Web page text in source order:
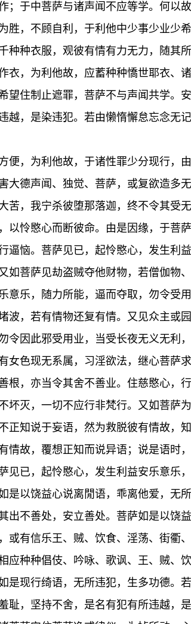
；于中菩萨与诸声闻不应等学。何以
胜，不顾自利，于利他中少事少业少
种种衣服，观彼有情有力无力，随其
衣，为利他故，应蓄种种憍世耶衣、
望住制止遮罪，菩萨不与声闻共学。
越，是染违犯。若由懒惰懈怠忘念无
便，为利他故，于诸性罪少分现行，
大德声闻、独觉、菩萨，或复欲造多
苦，我宁杀彼堕那落迦，终不令其受
以怜愍心而断彼命。由是因缘，于菩
逼恼。菩萨见已，起怜愍心，发生利
如菩萨见劫盗贼夺他财物，若僧伽物
意乐，随力所能，逼而夺取，勿令受
波，若有情物还复有情。又见众主或
令因此邪受用业，当受长夜无义无利
女色现无系属，习淫欲法，继心菩萨
根，亦当令其舍不善业。住慈愍心，
坏灭，一切不应行非梵行。又如菩萨
正知说于妄语，然为救脱彼有情故，
情故，覆想正知而说异语；说是语时
见已，起怜愍心，发生利益安乐意乐
是以饶益心说离閒语，乖离他爱，无
出不善处，安立善处。菩萨如是以饶
或有信乐王、贼、饮食、淫荡、街衢
应种种倡伎、吟咏、歌讽、王、贼、
是现行绮语，无所违犯，生多功德。
耻，坚持不舍，是名有犯有所违越，